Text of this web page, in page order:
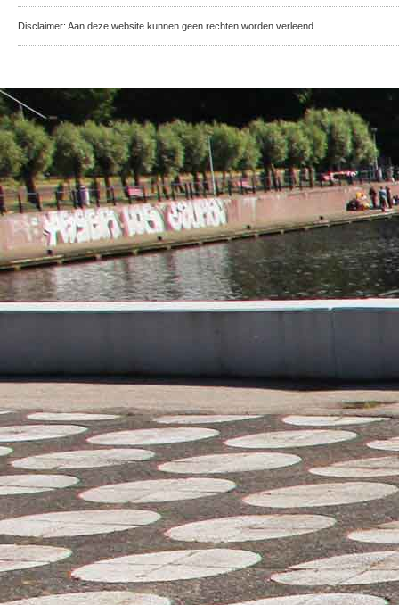
Disclaimer: Aan deze website kunnen geen rechten worden verleend